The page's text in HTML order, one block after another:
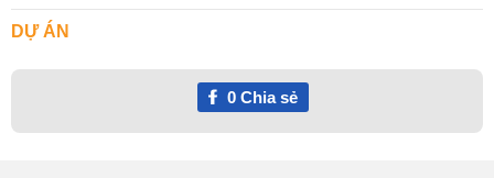
DỰ ÁN
0Chia sẻ